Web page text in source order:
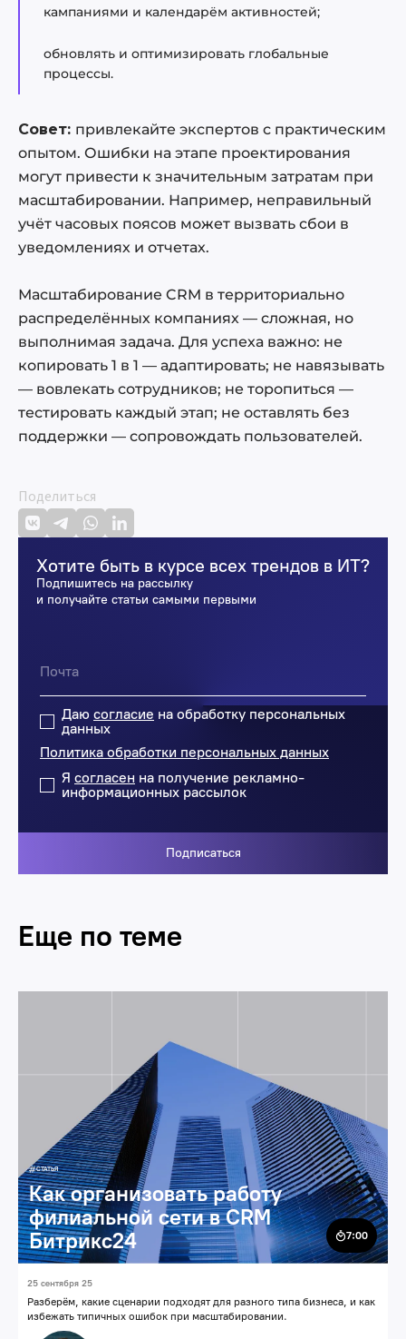
кампаниями и календарём активностей;
обновлять и оптимизировать глобальные
процессы.
Совет: привлекайте экспертов с практическим
опытом. Ошибки на этапе проектирования
могут привести к значительным затратам при
масштабировании. Например, неправильный
учёт часовых поясов может вызвать сбои в
уведомлениях и отчетах.
Масштабирование CRM в территориально
распределённых компаниях — сложная, но
выполнимая задача. Для успеха важно: не
копировать 1 в 1 — адаптировать; не навязывать
— вовлекать сотрудников; не торопиться —
тестировать каждый этап; не оставлять без
поддержки — сопровождать пользователей.
Поделиться
Хотите быть в курсе всех трендов в ИТ?
Подпишитесь на рассылку
и получайте статьи самыми первыми
Даю согласие на обработку персональных
данных
Политика обработки персональных данных
Я согласен на получение рекламно-
информационных рассылок
Подписаться
Еще по теме
СТАТЬЯ
Как организовать работу
филиальной сети в CRM
Битрикс24
7:00
25 сентября 25
Разберём, какие сценарии подходят для разного типа бизнеса, и как
избежать типичных ошибок при масштабировании.